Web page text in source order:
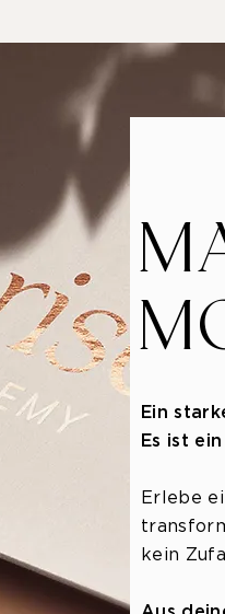
Ein
Es ist
​Erlebe
kein